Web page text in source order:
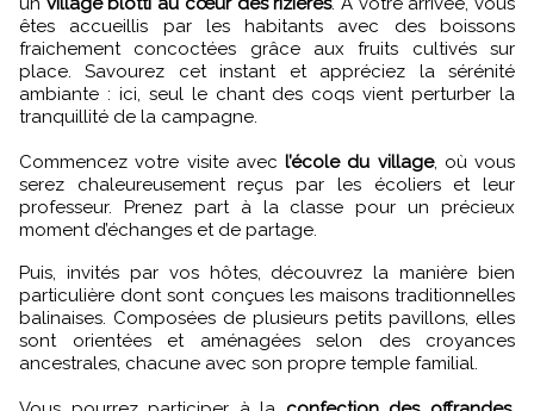
êtes accueillis par les habitants avec des boissons
fraichement concoctées grâce aux fruits cultivés sur
place. Savourez cet instant et appréciez la sérénité
ambiante : ici, seul le chant des coqs vient perturber la
tranquillité de la campagne.
Commencez votre visite avec l’école du village, où vous
serez chaleureusement reçus par les écoliers et leur
professeur. Prenez part à la classe pour un précieux
moment d’échanges et de partage.
Puis, invités par vos hôtes, découvrez la manière bien
particulière dont sont conçues les maisons traditionnelles
balinaises. Composées de plusieurs petits pavillons, elles
sont orientées et aménagées selon des croyances
ancestrales, chacune avec son propre temple familial.